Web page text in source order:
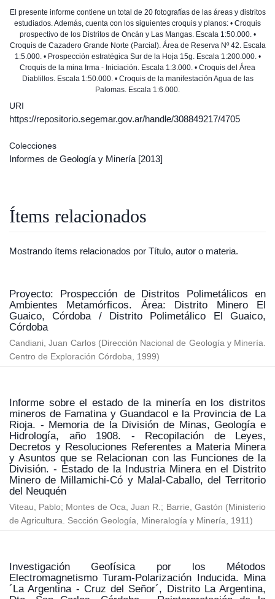
El presente informe contiene un total de 20 fotografías de las áreas y distritos
estudiados. Además, cuenta con los siguientes croquis y planos: • Croquis
prospectivo de los Distritos de Oncán y Las Mangas. Escala 1:50.000. •
Croquis de Cazadero Grande Norte (Parcial). Área de Reserva Nº 42. Escala
1:5.000. • Prospección estratégica Sur de la Hoja 15g. Escala 1:200.000. •
Croquis de la mina Irma - Iniciación. Escala 1:3.000. • Croquis del Área
Diablillos. Escala 1:50.000. • Croquis de la manifestación Agua de las
Palomas. Escala 1:6.000.
URI
https://repositorio.segemar.gov.ar/handle/308849217/4705
Colecciones
Informes de Geología y Minería [2013]
Ítems relacionados
Mostrando ítems relacionados por Título, autor o materia.
Proyecto: Prospección de Distritos Polimetálicos en
Ambientes Metamórficos. Área: Distrito Minero El
Guaico, Córdoba / Distrito Polimetálico El Guaico,
Córdoba
Candiani, Juan Carlos (Dirección Nacional de Geología y Minería.
Centro de Exploración Córdoba, 1999)
Informe sobre el estado de la minería en los distritos
mineros de Famatina y Guandacol e la Provincia de La
Rioja. - Memoria de la División de Minas, Geología e
Hidrología, año 1908. - Recopilación de Leyes,
Decretos y Resoluciones Referentes a Materia Minera
y Asuntos que se Relacionan con las Funciones de la
División. - Estado de la Industria Minera en el Distrito
Minero de Millamichi-Có y Malal-Caballo, del Territorio
del Neuquén
Viteau, Pablo; Montes de Oca, Juan R.; Barrie, Gastón (Ministerio
de Agricultura. Sección Geología, Mineralogía y Minería, 1911)
Investigación Geofísica por los Métodos
Electromagnetismo Turam-Polarización Inducida. Mina
´La Argentina - Cruz del Señor´, Distrito La Argentina,